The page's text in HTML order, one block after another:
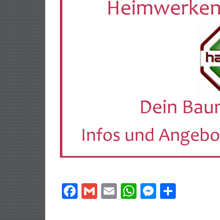
Facebook
GmailEmailWhatsApp